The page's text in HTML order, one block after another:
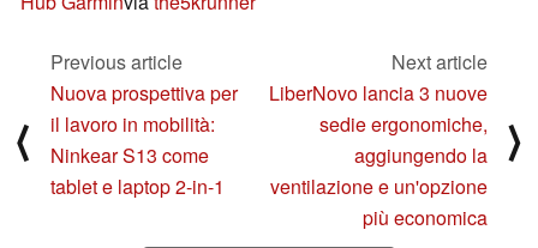
⟨
Previous article
Nuova prospettiva per
il lavoro in mobilità:
Ninkear S13 come
tablet e laptop 2-in-1
Next article
LiberNovo lancia 3 nuove
sedie ergonomiche,
aggiungendo la
ventilazione e un'opzione
più economica
⟩